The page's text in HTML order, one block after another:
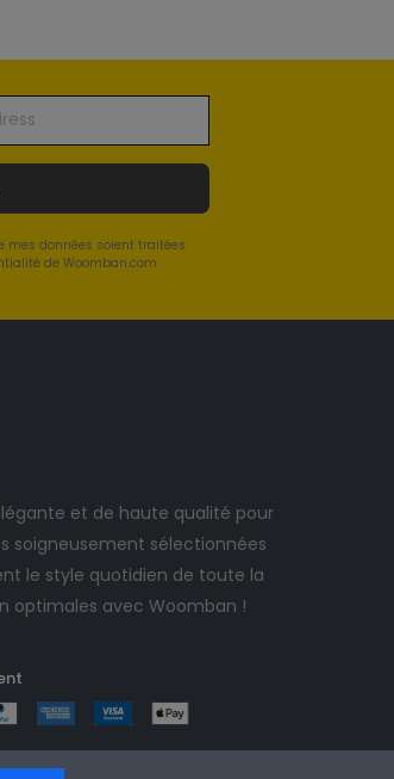
mes données soient traitées
de Woomban.com.
et de haute qualité pour
soigneusement sélectionnées
le style quotidien de toute la
optimales avec Woomban !